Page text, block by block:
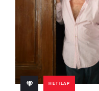
HETILAP